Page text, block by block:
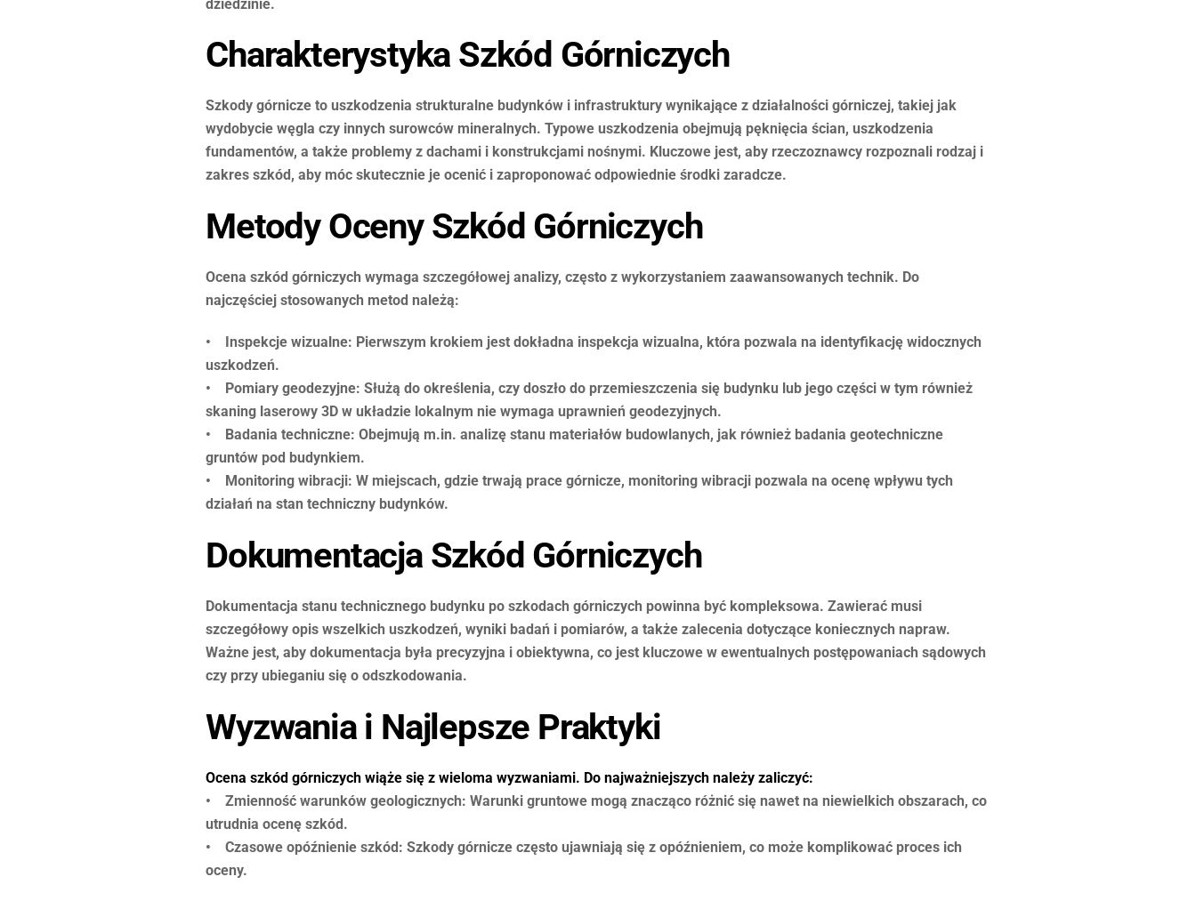
dziedzinie.
Charakterystyka Szkód Górniczych
Szkody górnicze to uszkodzenia strukturalne budynków i infrastruktury wynikające z działalności górniczej, takiej jak
wydobycie węgla czy innych surowców mineralnych. Typowe uszkodzenia obejmują pęknięcia ścian, uszkodzenia
fundamentów, a także problemy z dachami i konstrukcjami nośnymi. Kluczowe jest, aby rzeczoznawcy rozpoznali rodzaj i
zakres szkód, aby móc skutecznie je ocenić i zaproponować odpowiednie środki zaradcze.
Metody Oceny Szkód Górniczych
Ocena szkód górniczych wymaga szczegółowej analizy, często z wykorzystaniem zaawansowanych technik. Do
najczęściej stosowanych metod należą:
• Inspekcje wizualne: Pierwszym krokiem jest dokładna inspekcja wizualna, która pozwala na identyfikację widocznych
uszkodzeń.
• Pomiary geodezyjne: Służą do określenia, czy doszło do przemieszczenia się budynku lub jego części w tym również
skaning laserowy 3D w układzie lokalnym nie wymaga uprawnień geodezyjnych.
• Badania techniczne: Obejmują m.in. analizę stanu materiałów budowlanych, jak również badania geotechniczne
gruntów pod budynkiem.
• Monitoring wibracji: W miejscach, gdzie trwają prace górnicze, monitoring wibracji pozwala na ocenę wpływu tych
działań na stan techniczny budynków.
Dokumentacja Szkód Górniczych
Dokumentacja stanu technicznego budynku po szkodach górniczych powinna być kompleksowa. Zawierać musi
szczegółowy opis wszelkich uszkodzeń, wyniki badań i pomiarów, a także zalecenia dotyczące koniecznych napraw.
Ważne jest, aby dokumentacja była precyzyjna i obiektywna, co jest kluczowe w ewentualnych postępowaniach sądowych
czy przy ubieganiu się o odszkodowania.
Wyzwania i Najlepsze Praktyki
Ocena szkód górniczych wiąże się z wieloma wyzwaniami. Do najważniejszych należy zaliczyć:
• Zmienność warunków geologicznych: Warunki gruntowe mogą znacząco różnić się nawet na niewielkich obszarach, co
utrudnia ocenę szkód.
• Czasowe opóźnienie szkód: Szkody górnicze często ujawniają się z opóźnieniem, co może komplikować proces ich
oceny.